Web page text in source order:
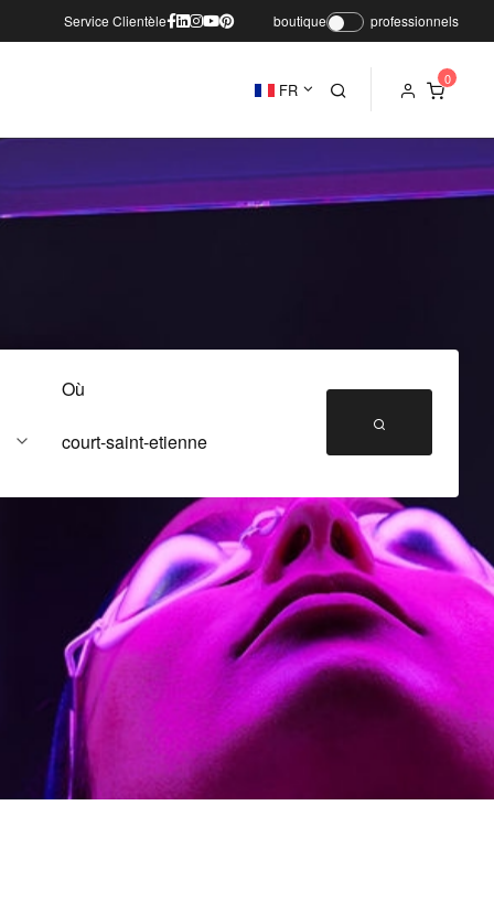
Service Clientèle boutique professionnels
FR
Où